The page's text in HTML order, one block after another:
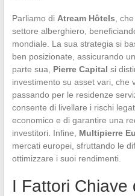
Parliamo di Atream Hôtels ,
settore alberghiero,
mondiale. La sua strategia si
ben posizionate, assicurando
parte sua, Pierre Capital si
investimento su asset vari, che
passando per le residenze
consente di livellare i rischi
economico e di garantire una
investitori. Infine, Multipierre
mercati europei, sfruttando le
ottimizzare i suoi rendimenti.
I Fattori Chiave